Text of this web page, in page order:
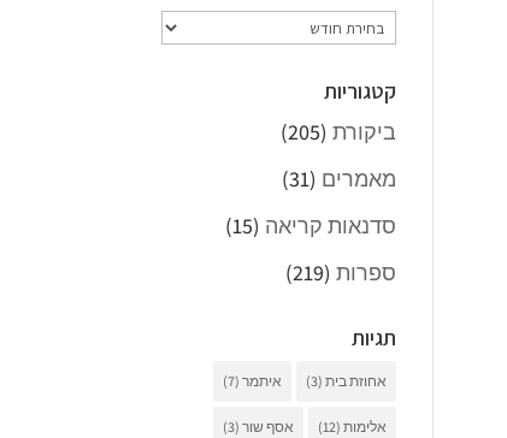
ארכיונים
קטגוריות
ביקורת (205)
מאמרים (31)
סדנאות קריאה (15)
ספרות (219)
תגיות
אחוזת בית (3) איתמר (7)
אלימות (12) אסף שור (3)